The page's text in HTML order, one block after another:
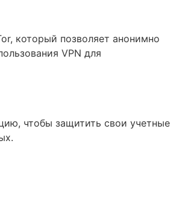
который позволяет анонимно
VPN для
чтобы защитить свои учетные